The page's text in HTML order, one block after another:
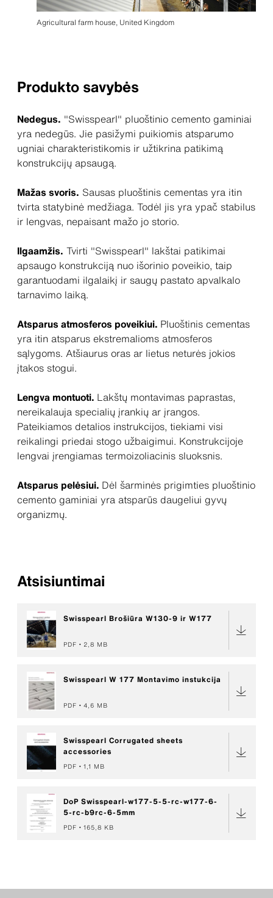
Agricultural farm house, United Kingdom
Produkto savybės
Nedegus. "Swisspearl" pluoštinio cemento gaminiai
yra nedegūs. Jie pasižymi puikiomis atsparumo
ugniai charakteristikomis ir užtikrina patikimą
konstrukcijų apsaugą.
Mažas svoris. Sausas pluoštinis cementas yra itin
tvirta statybinė medžiaga. Todėl jis yra ypač stabilus
ir lengvas, nepaisant mažo jo storio.
Ilgaamžis. Tvirti "Swisspearl" lakštai patikimai
apsaugo konstrukciją nuo išorinio poveikio, taip
garantuodami ilgalaikį ir saugų pastato apvalkalo
tarnavimo laiką.
Atsparus atmosferos poveikiui. Pluoštinis cementas
yra itin atsparus ekstremalioms atmosferos
sąlygoms. Atšiaurus oras ar lietus neturės jokios
įtakos stogui.
Lengva montuoti. Lakštų montavimas paprastas,
nereikalauja specialių įrankių ar įrangos.
Pateikiamos detalios instrukcijos, tiekiami visi
reikalingi priedai stogo užbaigimui. Konstrukcijoje
lengvai įrengiamas termoizoliacinis sluoksnis.
Atsparus pelėsiui. Dėl šarminės prigimties pluoštinio
cemento gaminiai yra atsparūs daugeliui gyvų
organizmų.
Atsisiuntimai
Swisspearl Brošiūra W130-9 ir W177
PDF 2,8 MB
Swisspearl W 177 Montavimo instukcija
PDF 4,6 MB
Swisspearl Corrugated sheets
accessories
PDF 1,1 MB
DoP Swisspearl-w177-5-5-rc-w177-6-
5-rc-b9rc-6-5mm
PDF 165,8 KB